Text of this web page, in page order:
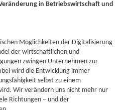
in Betriebswirtschaft und
Möglichkeiten der Digitalisierung
der wirtschaftlichen und
zwingen Unternehmen zur
wird die Entwicklung immer
selbst zu einem
Wir verändern uns nicht mehr nur
Richtungen – und der